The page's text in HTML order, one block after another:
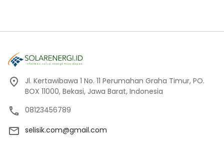
Jl. Kertawibawa 1 No. 11 Perumahan Graha Timur, PO.
BOX 11000, Bekasi, Jawa Barat, Indonesia
08123456789
selisik.com@gmail.com